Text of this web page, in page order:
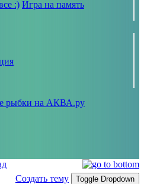
:) Игра на память
Создать тему
Toggle Dropdown